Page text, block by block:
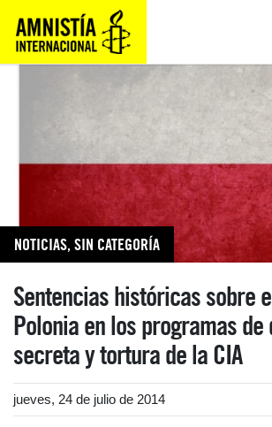
NOTICIAS, SIN CATEGORÍA
Sentencias históricas sobre
Polonia en los programas de
secreta y tortura de la CIA
jueves, 24 de julio de 2014